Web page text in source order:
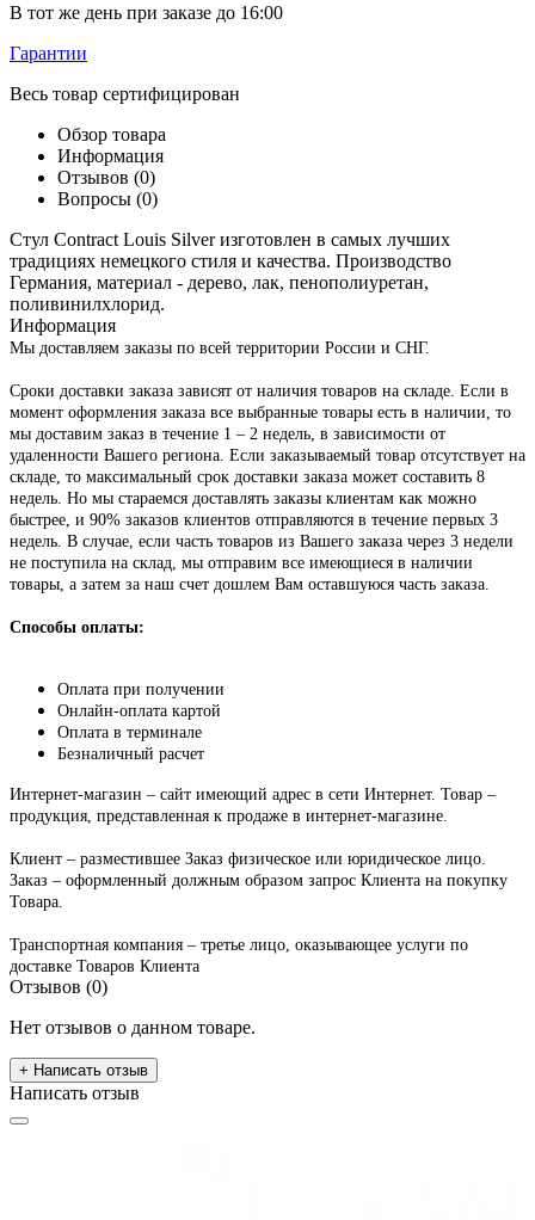
В тот же день при заказе до 16:00
Гарантии
Весь товар сертифицирован
Обзор товара
Информация
Отзывов (0)
Вопросы (0)
Стул Contract Louis Silver изготовлен в самых лучших
традициях немецкого стиля и качества. Производство
Германия, материал - дерево, лак, пенополиуретан,
поливинилхлорид.
Информация
Мы доставляем заказы по всей территории России и СНГ.
Сроки доставки заказа зависят от наличия товаров на складе. Если в
момент оформления заказа все выбранные товары есть в наличии, то
мы доставим заказ в течение 1 – 2 недель, в зависимости от
удаленности Вашего региона. Если заказываемый товар отсутствует на
складе, то максимальный срок доставки заказа может составить 8
недель. Но мы стараемся доставлять заказы клиентам как можно
быстрее, и 90% заказов клиентов отправляются в течение первых 3
недель. В случае, если часть товаров из Вашего заказа через 3 недели
не поступила на склад, мы отправим все имеющиеся в наличии
товары, а затем за наш счет дошлем Вам оставшуюся часть заказа.
Способы оплаты:
Оплата при получении
Онлайн-оплата картой
Оплата в терминале
Безналичный расчет
Интернет-магазин – сайт имеющий адрес в сети Интернет. Товар –
продукция, представленная к продаже в интернет-магазине.
Клиент – разместившее Заказ физическое или юридическое лицо.
Заказ – оформленный должным образом запрос Клиента на покупку
Товара.
Транспортная компания – третье лицо, оказывающее услуги по
доставке Товаров Клиента
Отзывов (0)
Нет отзывов о данном товаре.
+ Написать отзыв
Написать отзыв